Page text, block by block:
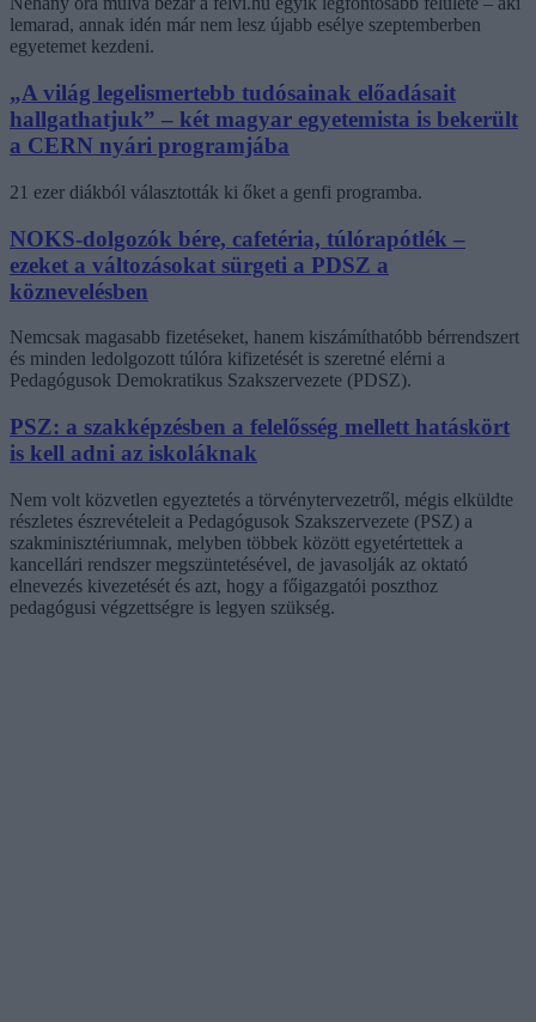
lemarad, annak idén már nem lesz újabb esélye szeptemberben
egyetemet kezdeni.
„A világ legelismertebb tudósainak előadásait
hallgathatjuk” – két magyar egyetemista is bekerült
a CERN nyári programjába
21 ezer diákból választották ki őket a genfi programba.
NOKS-dolgozók bére, cafetéria, túlórapótlék –
ezeket a változásokat sürgeti a PDSZ a
köznevelésben
Nemcsak magasabb fizetéseket, hanem kiszámíthatóbb bérrendszert
és minden ledolgozott túlóra kifizetését is szeretné elérni a
Pedagógusok Demokratikus Szakszervezete (PDSZ).
PSZ: a szakképzésben a felelősség mellett hatáskört
is kell adni az iskoláknak
Nem volt közvetlen egyeztetés a törvénytervezetről, mégis elküldte
részletes észrevételeit a Pedagógusok Szakszervezete (PSZ) a
szakminisztériumnak, melyben többek között egyetértettek a
kancellári rendszer megszüntetésével, de javasolják az oktató
elnevezés kivezetését és azt, hogy a főigazgatói poszthoz
pedagógusi végzettségre is legyen szükség.